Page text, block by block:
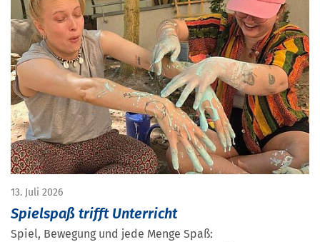
13. Juli 2026
Spielspaß trifft Unterricht
Spiel, Bewegung und jede Menge Spaß: